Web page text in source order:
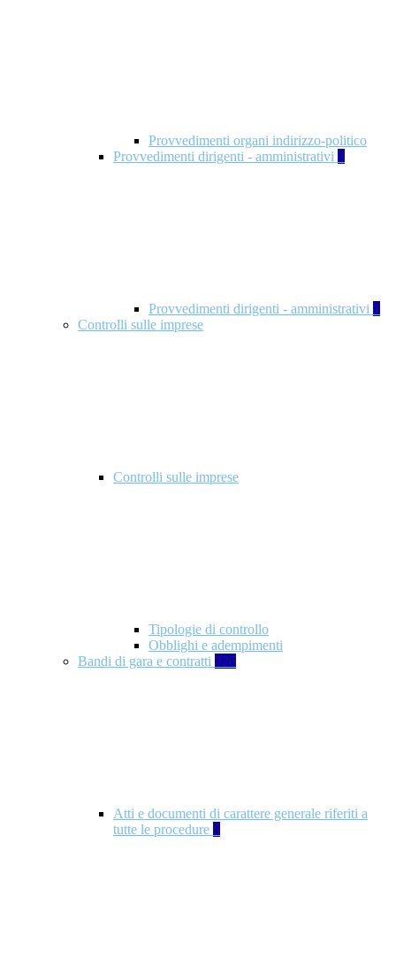
Provvedimenti organi indirizzo-politico
Provvedimenti dirigenti - amministrativi 3
Provvedimenti dirigenti - amministrativi 1
Controlli sulle imprese
Controlli sulle imprese
Tipologie di controllo
Obblighi e adempimenti
Bandi di gara e contratti 326
Atti e documenti di carattere generale riferiti a
tutte le procedure 5